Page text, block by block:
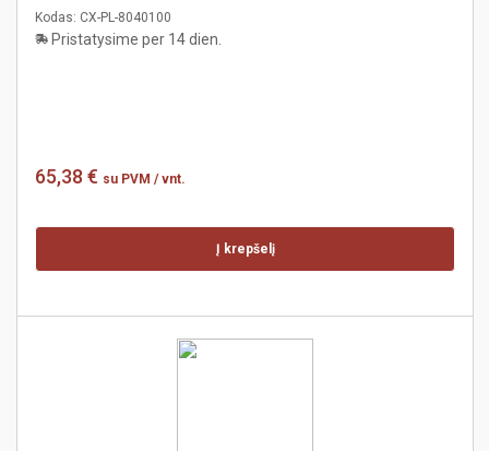
Kodas: CX-PL-8040100
Pristatysime per 14 dien.
65,38 € su PVM / vnt.
Į krepšelį